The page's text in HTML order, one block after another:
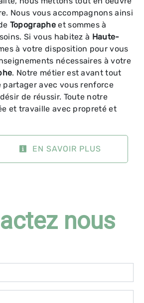
Nous vous accompagnons ainsi
Topographeet sommes à
Si vous habitez à Haute-
à votre disposition pour vous
nécessaires à votre
. Notre métier est avant tout
partager avec vous renforce
de réussir. Toute notre
et travaille avec propreté et
EN SAVOIR PLUS
nous